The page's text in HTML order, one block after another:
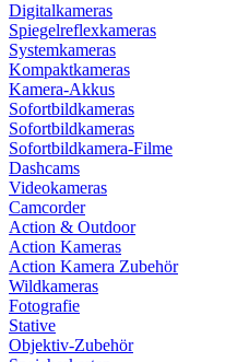
Digitalkameras
Spiegelreflexkameras
Systemkameras
Kompaktkameras
Kamera-Akkus
Sofortbildkameras
Sofortbildkameras
Sofortbildkamera-Filme
Dashcams
Videokameras
Camcorder
Action & Outdoor
Action Kameras
Action Kamera Zubehör
Wildkameras
Fotografie
Stative
Objektiv-Zubehör